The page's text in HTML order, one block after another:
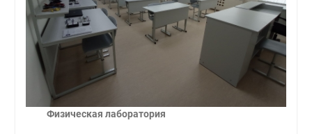
Физическая лаборатория